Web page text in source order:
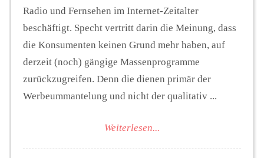
Radio und Fernsehen im Internet-Zeitalter
beschäftigt. Specht vertritt darin die Meinung, dass
die Konsumenten keinen Grund mehr haben, auf
derzeit (noch) gängige Massenprogramme
zurückzugreifen. Denn die dienen primär der
Werbeummantelung und nicht der qualitativ ...
Weiterlesen...